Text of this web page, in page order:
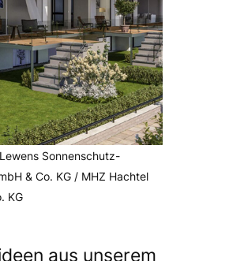
Sonnenschutz-
& Co. KG / MHZ Hachtel
KG
aus unserem